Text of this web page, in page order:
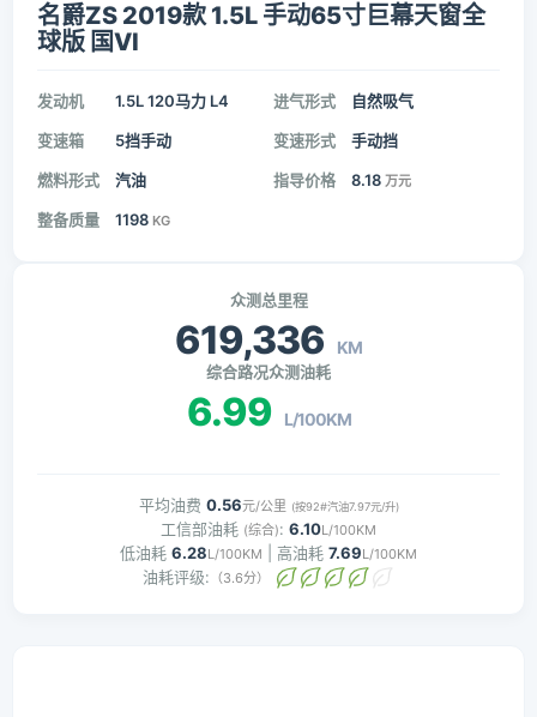
名爵ZS 2019款 1.5L 手动65寸巨幕天窗全
球版 国VI
发动机 1.5L 120马力 L4 进气形式 自然吸气
变速箱 5挡手动 变速形式 手动挡
燃料形式 汽油 指导价格 8.18 万元
整备质量 1198 KG
众测总里程
619,336 KM
综合路况众测油耗
6.99 L/100KM
平均油费 0.56元/公里 (按92#汽油7.97元/升)
工信部油耗 (综合): 6.10L/100KM
低油耗 6.28L/100KM | 高油耗 7.69L/100KM
油耗评级: （3.6分）